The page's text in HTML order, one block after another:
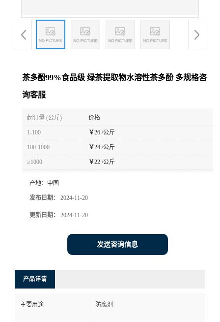
茶多酚99%食品级 绿茶提取物水溶性茶多酚 多规格咨
询客服
起订量 (公斤) 价格
1-100 ￥26 /公斤
100-1000 ￥24 /公斤
≥1000 ￥22 /公斤
产地： 中国
发布日期： 2024-11-20
更新日期： 2024-11-20
发送咨询信息
产品详请
主要用途 防腐剂